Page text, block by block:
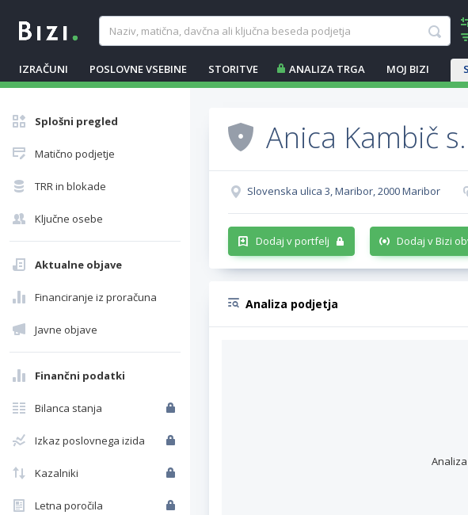
IZRAČUNI POSLOVNE VSEBINE STORITVE ANALIZA TRGA MOJ BIZI
Splošni pregled
Matično podjetje
TRR in blokade
Ključne osebe
Aktualne objave
Financiranje iz proračuna
Javne objave
Finančni podatki
Bilanca stanja
Izkaz poslovnega izida
Kazalniki
Letna poročila
Anica Kambič
Slovenska ulica 3, Maribor, 2000 Maribor
Dodaj v portfelj Dodaj v Bizi
Analiza podjetja